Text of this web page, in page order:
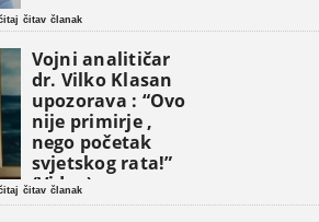
čitav članak
Vojni analitičar
dr. Vilko Klasan
upozorava : “Ovo
nije primirje ,
nego početak
svjetskog rata!”
(Video)
čitav članak